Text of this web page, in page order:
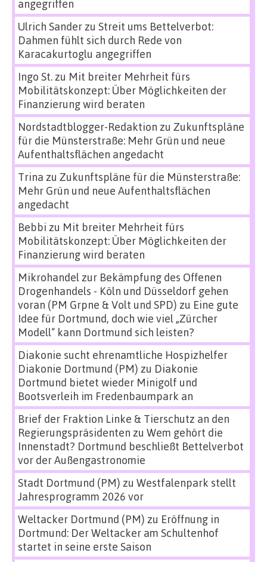
angegriffen
Ulrich Sanderzu Streit ums Bettelverbot:
Dahmen fühlt sich durch Rede von
Karacakurtoglu angegriffen
Ingo St.zu Mit breiter Mehrheit fürs
Mobilitätskonzept: Über Möglichkeiten der
Finanzierung wird beraten
Nordstadtblogger-Redaktion zu Zukunftspläne
für die Münsterstraße: Mehr Grün und neue
Aufenthaltsflächen angedacht
Trina zu Zukunftspläne für die Münsterstraße:
Mehr Grün und neue Aufenthaltsflächen
angedacht
Bebbi zu Mit breiter Mehrheit fürs
Mobilitätskonzept: Über Möglichkeiten der
Finanzierung wird beraten
Mikrohandel zur Bekämpfung des Offenen
Drogenhandels - Köln und Düsseldorf gehen
voran (PM Grpne & Volt und SPD) zu Eine gute
Idee für Dortmund, doch wie viel „Zürcher
Modell“ kann Dortmund sich leisten?
Diakonie sucht ehrenamtliche Hospizhelfer
Diakonie Dortmund (PM) zu Diakonie
Dortmund bietet wieder Minigolf und
Bootsverleih im Fredenbaumpark an
Brief der Fraktion Linke & Tierschutz an den
Regierungspräsidenten zu Wem gehört die
Innenstadt? Dortmund beschließt Bettelverbot
vor der Außengastronomie
Stadt Dortmund (PM) zu Westfalenpark stellt
Jahresprogramm 2026 vor
Weltacker Dortmund (PM) zu Eröffnung in
Dortmund: Der Weltacker am Schultenhof
startet in seine erste Saison